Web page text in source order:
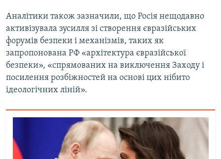
Аналітики також зазначили, що Росія нещодавно
активізувала зусилля зі створення євразійських
форумів безпеки і механізмів, таких як
запропонована РФ «архітектура євразійської
безпеки», «спрямованих на виключення Заходу і
посилення розбіжностей на основі цих нібито
ідеологічних ліній».